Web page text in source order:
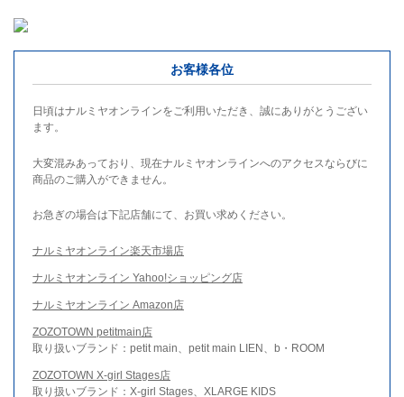
お客様各位
日頃はナルミヤオンラインをご利用いただき、誠にありがとうござい
ます。
大変混みあっており、現在ナルミヤオンラインへのアクセスならびに
商品のご購入ができません。
お急ぎの場合は下記店舗にて、お買い求めください。
ナルミヤオンライン楽天市場店
ナルミヤオンライン Yahoo!ショッピング店
ナルミヤオンライン Amazon店
ZOZOTOWN petitmain店
取り扱いブランド：petit main、petit main LIEN、b・ROOM
ZOZOTOWN X-girl Stages店
取り扱いブランド：X-girl Stages、XLARGE KIDS